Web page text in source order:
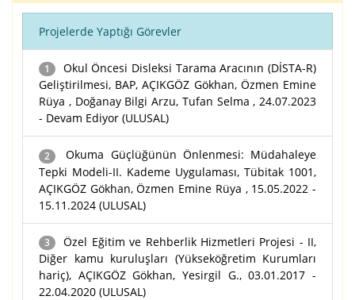
Projelerde Yaptığı Görevler
1
Okul Öncesi Disleksi Tarama Aracının (DİSTA-R)
Geliştirilmesi, BAP, AÇIKGÖZ Gökhan, Özmen Emine
Rüya , Doğanay Bilgi Arzu, Tufan Selma , 24.07.2023
- Devam Ediyor (ULUSAL)
2
Okuma Güçlüğünün Önlenmesi: Müdahaleye
Tepki Modeli-II. Kademe Uygulaması, Tübitak 1001,
AÇIKGÖZ Gökhan, Özmen Emine Rüya , 15.05.2022 -
15.11.2024 (ULUSAL)
3
Özel Eğitim ve Rehberlik Hizmetleri Projesi - II,
Diğer kamu kuruluşları (Yükseköğretim Kurumları
hariç), AÇIKGÖZ Gökhan, Yesirgil G., 03.01.2017 -
22.04.2020 (ULUSAL)